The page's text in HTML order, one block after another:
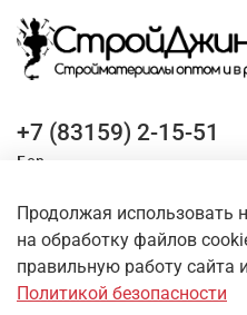
+7 (83159) 2-15-51
Бор
Оставайтесь на связи
Продолжая использовать
на обработку файлов
правильную работу сайта
Политикой безопасности